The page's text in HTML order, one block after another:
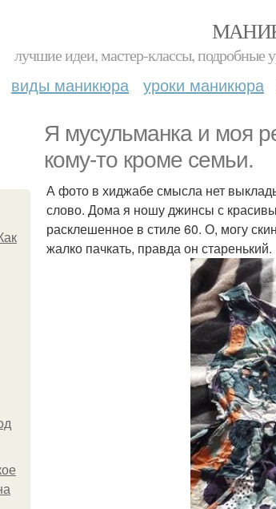
лучшие идеи, мастер-классы, подробные
виды маникюра уроки маникюра
Я мусульманка и моя
кому-то кроме семьи.
А фото в хиджабе смысла нет
слово. Дома я ношу джинсы с
расклешенное в стиле 60. О, могу
жалко пачкать, правда он старенький.